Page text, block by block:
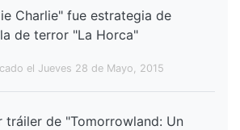
Charlie" fue estrategia de
de terror "La Horca"
el Jueves 28 de Mayo, 2015
tráiler de "Tomorrowland: Un